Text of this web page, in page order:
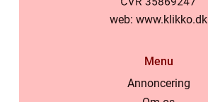
web: www.klikko.dk
Menu
Annoncering